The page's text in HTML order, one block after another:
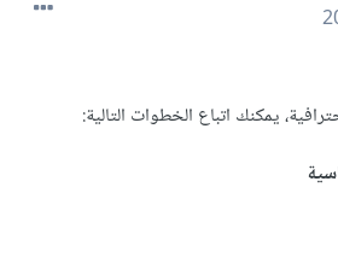
يمكنك اتباع الخطوات التالية: